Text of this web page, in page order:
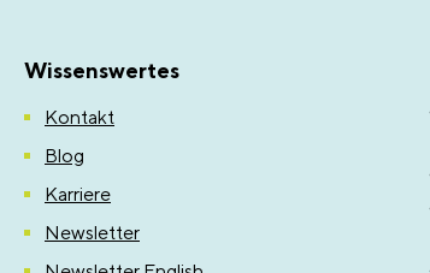
Wissenswertes
Kontakt
Blog
Karriere
Newsletter